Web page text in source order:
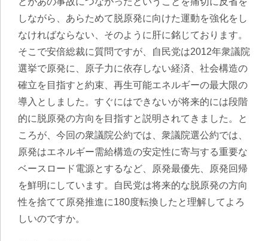
しながら、あらためて脱原発に向けた運動を強化をし
なければならない、そのように肝に銘じております。
そこで安倍総裁に質問ですが、自民党は2012年衆議院
選挙で原発に、原子力に依存しない経済、社会構造の
確立を目指すと約束、再生可能エネルギーの最大限の
導入としました。すぐにはできないが将来的には段階
的に脱原発の方向を目指すと説明されてきました。と
ころが、今回の衆議院公約では、衆議院選公約では、
原発はエネルギー需給構造の安定性に寄与する重要な
ベースロード電源とするなど、原発最優先、原発回帰
を鮮明にしています。自民党は将来的な脱原発の方向
性を捨てて原発推進に180度転換したと理解してよろ
しいのですか。